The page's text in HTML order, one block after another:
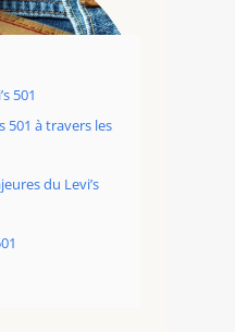
501
501 à travers les
du Levi’s